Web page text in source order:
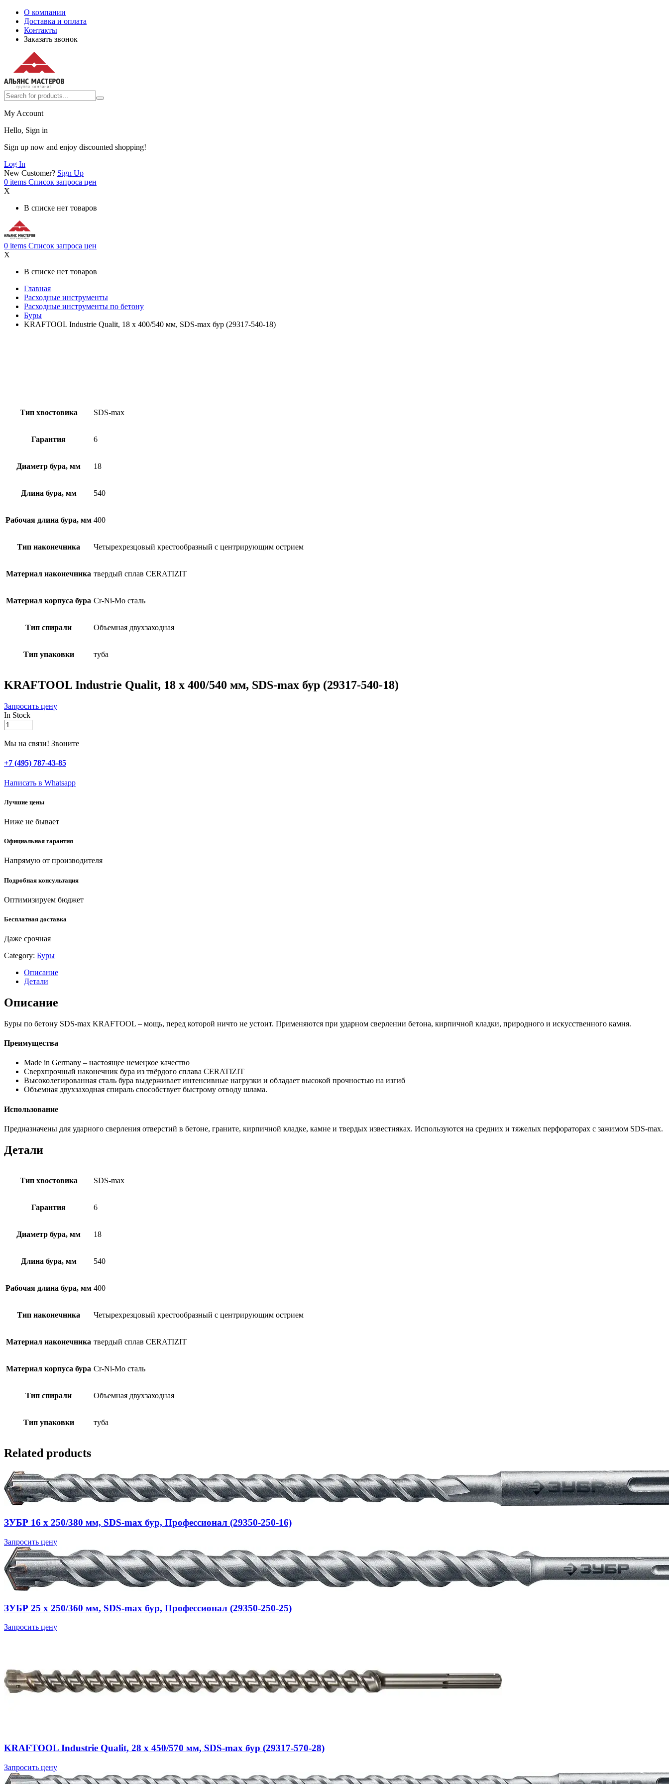
О компании
Доставка и оплата
Контакты
Заказать звонок
My Account
Hello, Sign in
Sign up now and enjoy discounted shopping!
Log In
New Customer? Sign Up
0 items Список запроса цен
X
В списке нет товаров
0 items Список запроса цен
X
В списке нет товаров
Главная
Расходные инструменты
Расходные инструменты по бетону
Буры
KRAFTOOL Industrie Qualit, 18 x 400/540 мм, SDS-max бур (29317-540-18)
Тип хвостовика SDS-max
Гарантия 6
Диаметр бура, мм 18
Длина бура, мм 540
Рабочая длина бура, мм 400
Тип наконечника Четырехрезцовый крестообразный с центрирующим острием
Материал наконечника твердый сплав CERATIZIT
Материал корпуса бура Cr-Ni-Mo сталь
Тип спирали Объемная двухзаходная
Тип упаковки туба
KRAFTOOL Industrie Qualit, 18 x 400/540 мм, SDS-max бур (29317-540-18)
Запросить цену
In Stock
KRAFTOOL
Industrie
Qualit,
x
400/540
SDS-
бур
540-
quantity
Мы на связи! Звоните
+7 (495) 787-43-85
Написать в Whatsapp
Лучшие цены
Ниже не бывает
Официальная гарантия
Напрямую от производителя
Подробная консультация
Оптимизируем бюджет
Бесплатная доставка
Даже срочная
Category: Буры
Описание
Детали
Описание
Буры по бетону SDS-max KRAFTOOL – мощь, перед которой ничто не устоит. Применяются при ударном сверлении бетона, кирпичной кладки, природного и искусственного камня.
Преимущества
Made in Germany – настоящее немецкое качество
Сверхпрочный наконечник бура из твёрдого сплава CERATIZIT
Высоколегированная сталь бура выдерживает интенсивные нагрузки и обладает высокой прочностью на изгиб
Объемная двухзаходная спираль способствует быстрому отводу шлама.
Использование
Предназначены для ударного сверления отверстий в бетоне, граните, кирпичной кладке, камне и твердых известняках. Используются на средних и тяжелых перфораторах с зажимом SDS-max.
Детали
Тип хвостовика SDS-max
Гарантия 6
Диаметр бура, мм 18
Длина бура, мм 540
Рабочая длина бура, мм 400
Тип наконечника Четырехрезцовый крестообразный с центрирующим острием
Материал наконечника твердый сплав CERATIZIT
Материал корпуса бура Cr-Ni-Mo сталь
Тип спирали Объемная двухзаходная
Тип упаковки туба
Related products
ЗУБР 16 x 250/380 мм, SDS-max бур, Профессионал (29350-250-16)
Запросить цену
ЗУБР 25 x 250/360 мм, SDS-max бур, Профессионал (29350-250-25)
Запросить цену
KRAFTOOL Industrie Qualit, 28 x 450/570 мм, SDS-max бур (29317-570-28)
Запросить цену